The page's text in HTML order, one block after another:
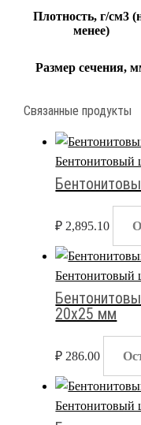
Плотность, г/см3
менее)
Размер сечения,
Связанные продукты
Бентонитовый
₽ 2,895.10
Бентонитовый
20х25 мм
₽ 286.00
Бентонитовый